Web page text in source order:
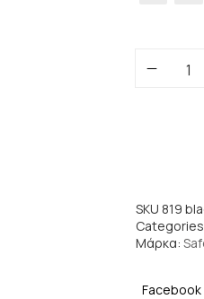
SKU 819
Categories
Μάρκα:
Facebook